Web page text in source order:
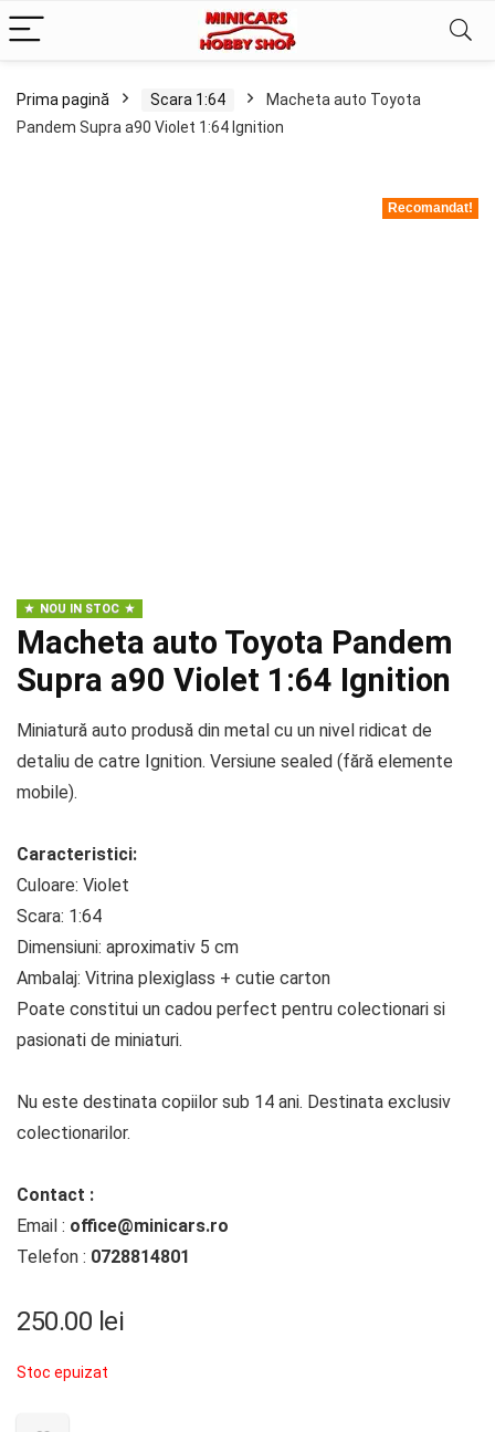
Prima pagină Scara 1:64
Macheta auto Toyota
Pandem Supra a90 Violet 1:64 Ignition
Recomandat!
NOU IN STOC
Macheta auto Toyota Pandem
Supra a90 Violet 1:64 Ignition
Miniatură auto produsă din metal cu un nivel ridicat de
detaliu de catre Ignition. Versiune sealed (fără elemente
mobile).
Caracteristici:
Culoare: Violet
Scara: 1:64
Dimensiuni: aproximativ 5 cm
Ambalaj: Vitrina plexiglass + cutie carton
Poate constitui un cadou perfect pentru colectionari si
pasionati de miniaturi.
Nu este destinata copiilor sub 14 ani. Destinata exclusiv
colectionarilor.
Contact :
Email : office@minicars.ro
Telefon : 0728814801
250.00 lei
Stoc epuizat